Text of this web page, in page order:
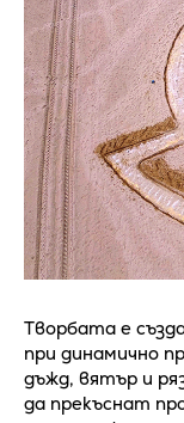
Творбата е
при динамично
дъжд, вятър и
да прекъснат